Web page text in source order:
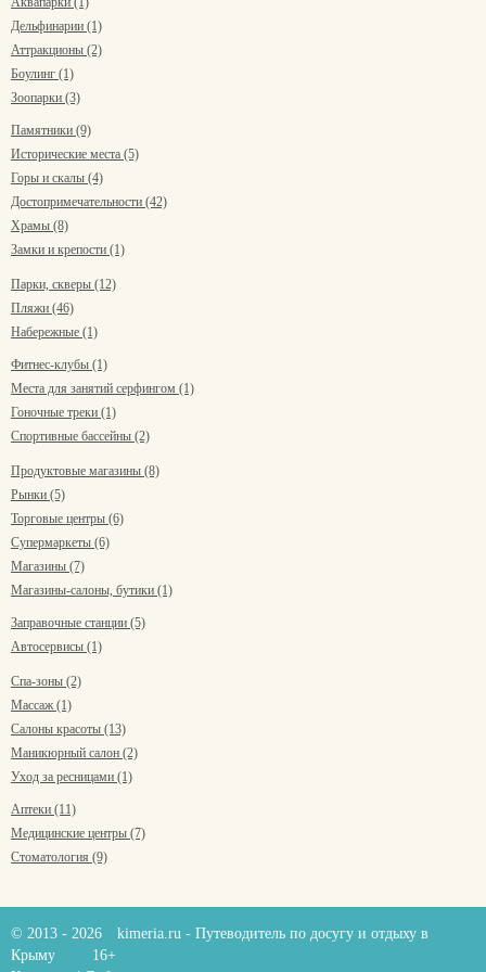
Дельфинарии (1)
Аттракционы (2)
Боулинг (1)
Зоопарки (3)
Памятники (9)
Исторические места (5)
Горы и скалы (4)
Достопримечательности (42)
Храмы (8)
Замки и крепости (1)
Парки, скверы (12)
Пляжи (46)
Набережные (1)
Фитнес-клубы (1)
Места для занятий серфингом (1)
Гоночные треки (1)
Спортивные бассейны (2)
Продуктовые магазины (8)
Рынки (5)
Торговые центры (6)
Супермаркеты (6)
Магазины (7)
Магазины-салоны, бутики (1)
Заправочные станции (5)
Автосервисы (1)
Спа-зоны (2)
Массаж (1)
Салоны красоты (13)
Маникюрный салон (2)
Уход за ресницами (1)
Аптеки (11)
Медицинские центры (7)
Стоматология (9)
© 2013 - 2026 kimeria.ru - Путеводитель по досугу и отдыху в
Крыму
16+